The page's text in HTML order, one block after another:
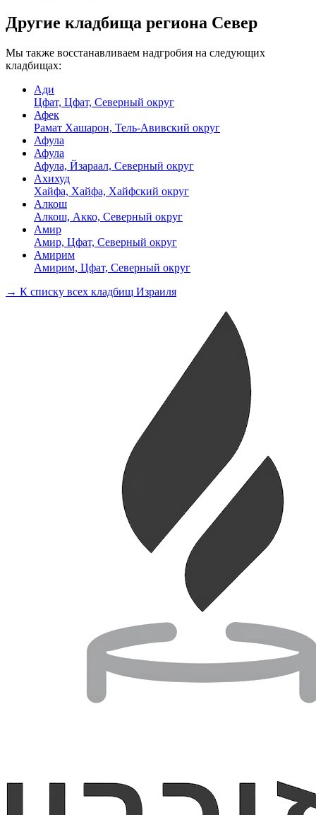
Другие кладбища региона Север
Мы также восстанавливаем надгробия на следующих
кладбищах:
Ади
Цфат, Цфат, Северный округ
Афек
Рамат Хашарон, Тель-Авивский округ
Афула
Афула
Афула, Йзараал, Северный округ
Ахихуд
Хайфа, Хайфа, Хайфский округ
Алкош
Алкош, Акко, Северный округ
Амир
Амир, Цфат, Северный округ
Амирим
Амирим, Цфат, Северный округ
→ К списку всех кладбищ Израиля